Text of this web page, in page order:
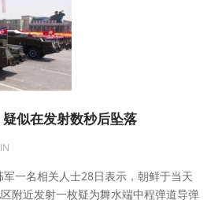
似在发射数秒后坠落
一名相关人士28日表示，朝鲜于当天
附近发射一枚疑为舞水端中程弹道导弹